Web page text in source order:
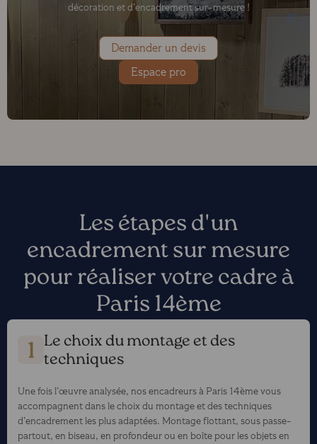
décoration et d’encadrement sur-mesure !
Demander un devis
Espace pro
Les étapes d'un
encadrement sur mesure
pour réaliser votre cadre à
Paris 14ème
Le choix du montage et des
techniques
Une fois l’œuvre analysée, nos encadreurs à Paris 14ème vous
accompagnent dans le choix du montage et des techniques
d’encadrement les plus adaptées. Montage flottant, sous passe-
partout, en biseau, en profondeur ou en boîte pour les objets en